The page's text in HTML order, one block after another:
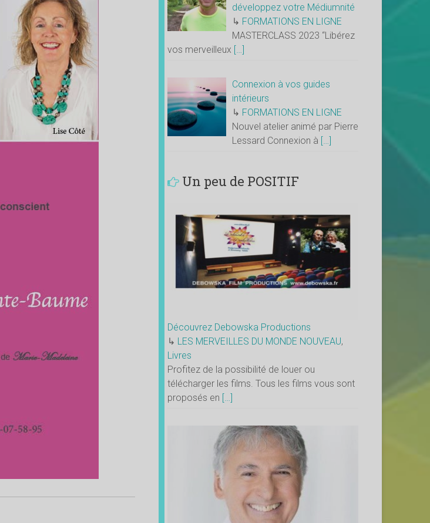
développez votre Médiumnité
↳ FORMATIONS EN LIGNE
MASTERCLASS 2023 “Libérez
vos merveilleux […]
Connexion à vos guides
intérieurs
↳ FORMATIONS EN LIGNE
Nouvel atelier animé par Pierre
Lessard Connexion à […]
Un peu de POSITIF
Découvrez Debowska Productions
↳ LES MERVEILLES DU MONDE NOUVEAU,
Livres
Profitez de la possibilité de louer ou
télécharger les films. Tous les films vous sont
proposés en […]